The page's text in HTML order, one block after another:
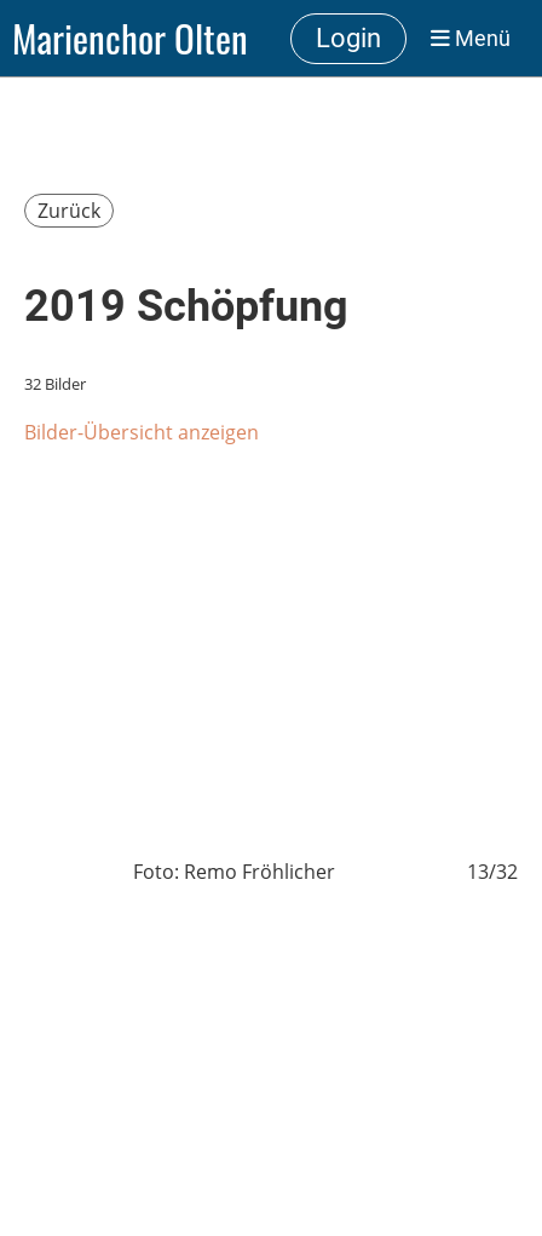
Marienchor Olten Login Menü
Zurück
2019 Schöpfung
32 Bilder
Bilder-Übersicht anzeigen
Foto: Remo Fröhlicher 13/32